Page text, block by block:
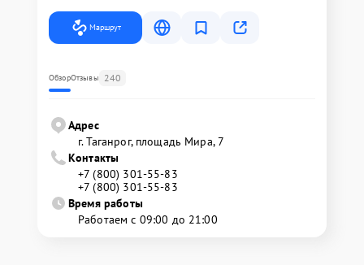
Маршрут
ОбзорОтзывы 240
Адрес
г. Таганрог, площадь Мира, 7
Контакты
+7 (800) 301-55-83
+7 (800) 301-55-83
Время работы
Работаем с 09:00 до 21:00